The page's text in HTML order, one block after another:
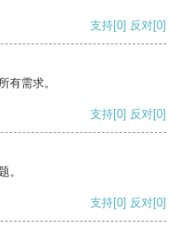
支持[0] 反对[0]
有需求。
支持[0] 反对[0]
。
支持[0] 反对[0]